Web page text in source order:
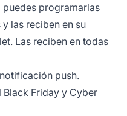
puedes programarlas
las reciben en su
Las reciben en todas
push.
Black Friday y Cyber